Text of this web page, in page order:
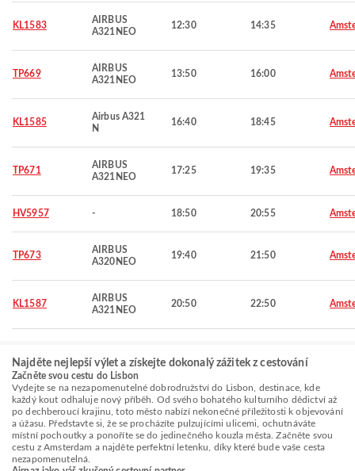
KL1583
AIRBUS
A321NEO
12:30 14:35
TP669
AIRBUS
A321NEO
13:50 16:00
KL1585
Airbus A321
N
16:40 18:45
TP671
AIRBUS
A321NEO
17:25 19:35
HV5957 - 18:50 20:55
TP673
AIRBUS
A320NEO
19:40 21:50
KL1587
AIRBUS
A321NEO
20:50 22:50
Najděte nejlepší výlet a získejte dokonalý zážitek z cestování
Začněte svou cestu do Lisbon
Vydejte se na nezapomenutelné dobrodružství do Lisbon, destinace, kde
každý kout odhaluje nový příběh. Od svého bohatého kulturního dědictví až
po dechberoucí krajinu, toto město nabízí nekonečné příležitosti k objevování
a úžasu. Představte si, že se procházíte pulzujícími ulicemi, ochutnáváte
místní pochoutky a ponoříte se do jedinečného kouzla města. Začněte svou
cestu z Amsterdam a najděte perfektní letenku, díky které bude vaše cesta
nezapomenutelná.